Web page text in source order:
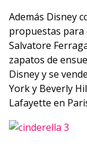
Además Disney
propuestas para
Salvatore
zapatos de
Disney y se
York y Beverly
Lafayette en